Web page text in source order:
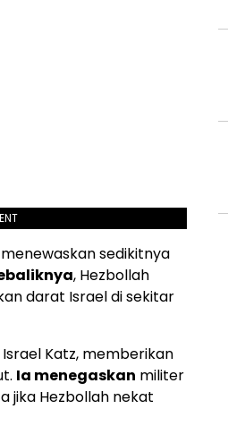
sedikitnya
, Hezbollah
darat Israel di sekitar
Katz, memberikan
Ia menegaskan militer
jika Hezbollah nekat